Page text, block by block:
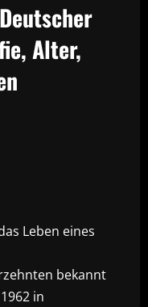
Alter,
Leben eines
bekannt
in